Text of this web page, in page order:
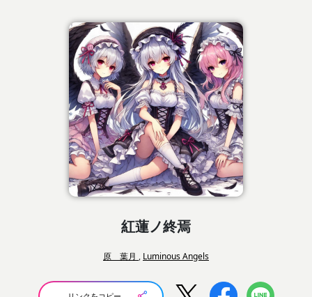
紅蓮ノ終焉
原 葉月 , Luminous Angels